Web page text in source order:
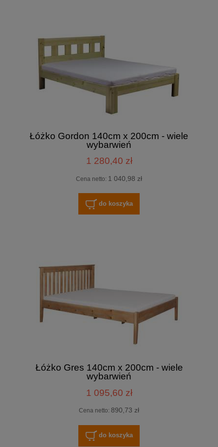
Łóżko Gordon 140cm x 200cm - wiele
wybarwień
1 280,40 zł
Cena netto: 1 040,98 zł
do koszyka
Łóżko Gres 140cm x 200cm - wiele
wybarwień
1 095,60 zł
Cena netto: 890,73 zł
do koszyka